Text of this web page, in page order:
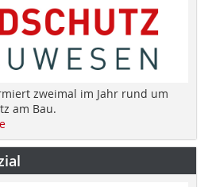
zweimal im Jahr rund um
am Bau.